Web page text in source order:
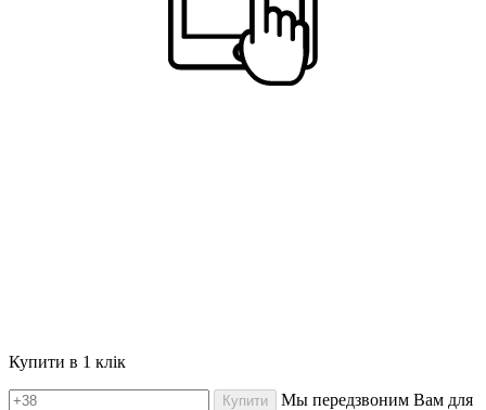
Купити в 1 клік
Купити
Мы передзвоним Вам для